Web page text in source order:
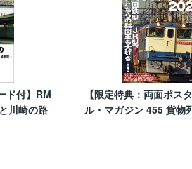
ド付】RM
川崎の路
【限定特典：両面ポス
ル・マガジン 455 貨物